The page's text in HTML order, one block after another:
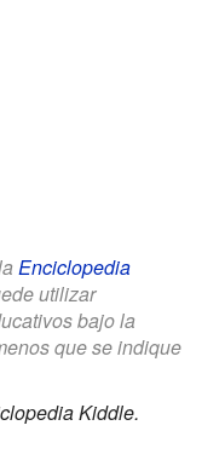
Enciclopedia
utilizar
bajo la
que se indique
Kiddle.